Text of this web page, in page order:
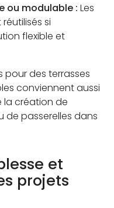
ou modulable : Les
si
flexible et
pour des terrasses
conviennent aussi
la création de
de passerelles dans
et
projets